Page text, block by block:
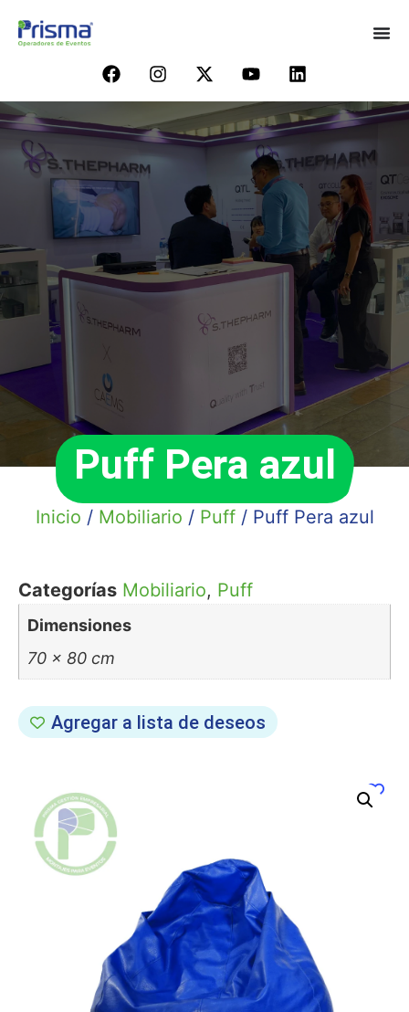
Puff Pera azul
Inicio / Mobiliario / Puff/ Puff Pera azul
Categorías Mobiliario, Puff
Dimensiones
70 × 80 cm
Agregar a lista de deseos